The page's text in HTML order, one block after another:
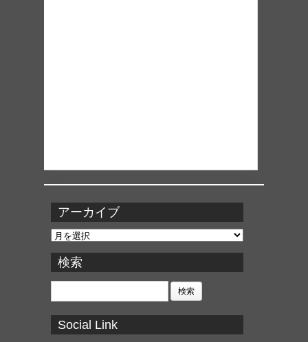
アーカイブ
ア
カ
イ
ブ
検索
検
Social Link